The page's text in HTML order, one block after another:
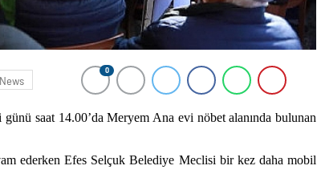
News
0
saat 14.00’da Meryem Ana evi nöbet alanında bulunan
ederken Efes Selçuk Belediye Meclisi bir kez daha mobil